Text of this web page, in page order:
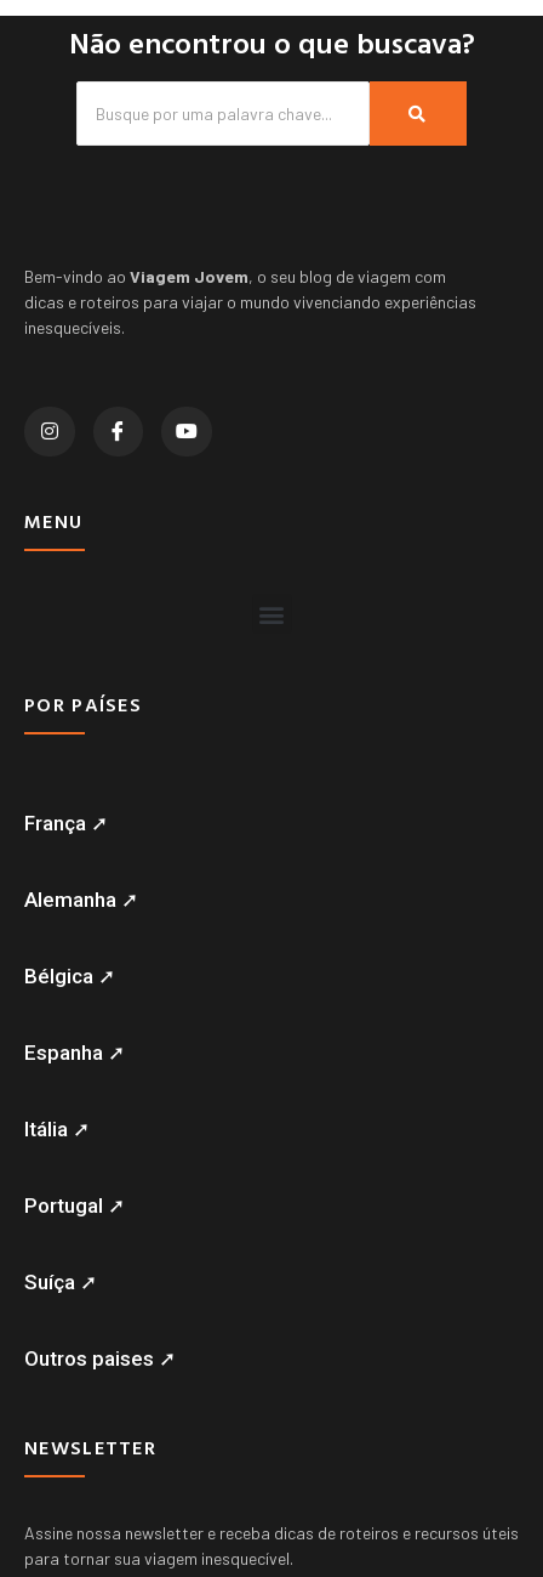
Não encontrou o que buscava?
Bem-vindo ao Viagem Jovem, o seu blog de viagem com
dicas e roteiros para viajar o mundo vivenciando experiências
inesquecíveis.
MENU
POR PAÍSES
França ➚
Alemanha ➚
Bélgica ➚
Espanha ➚
Itália ➚
Portugal ➚
Suíça ➚
Outros paises ➚
NEWSLETTER
Assine nossa newsletter e receba dicas de roteiros e recursos úteis
para tornar sua viagem inesquecível.